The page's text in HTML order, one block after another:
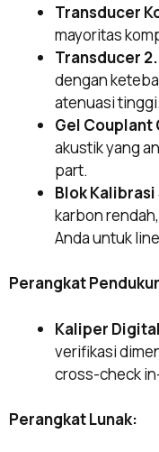
Transducer
mayoritas
Transducer
dengan
atenuasi tinggi.
Gel Couplant
akustik yang
part.
Blok
karbon
Anda untuk
Perangkat
Kaliper
verifikasi
cross-check
Perangkat Lunak: